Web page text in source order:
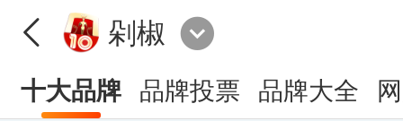
剁椒
十大品牌 品牌投票 品牌大全